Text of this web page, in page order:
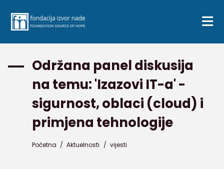
Održana panel diskusija
na temu: 'Izazovi IT-a' -
sigurnost, oblaci (cloud) i
primjena tehnologije
Početna / Aktuelnosti / vijesti